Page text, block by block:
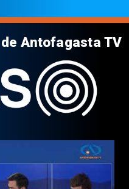
Antofagasta TV